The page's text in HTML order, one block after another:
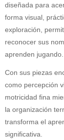
diseñada para
forma visual,
exploración,
reconocer sus
aprenden jugando.
Con sus piezas
como percepción
motricidad fina
la organización
transforma el
significativa.